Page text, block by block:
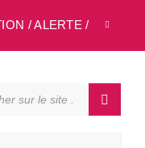
/ ALERTE /